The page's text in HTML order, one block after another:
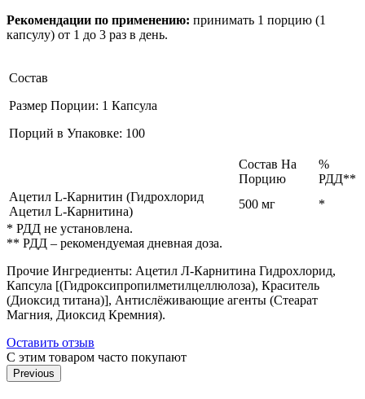
Рекомендации по применению: принимать 1 порцию (1
капсулу) от 1 до 3 раз в день.
Состав
Размер Порции: 1 Капсула
Порций в Упаковке: 100
Состав На
Порцию
%
РДД**
Ацетил L-Карнитин (Гидрохлорид
Ацетил L-Карнитина)
500 мг
*
* РДД не установлена.
** РДД – рекомендуемая дневная доза.
Прочие Ингредиенты: Ацетил Л-Карнитина Гидрохлорид,
Капсула [(Гидроксипропилметилцеллюлоза), Краситель
(Диоксид титана)], Антислёживающие агенты (Стеарат
Магния, Диоксид Кремния).
Оставить отзыв
С этим товаром часто покупают
Previous